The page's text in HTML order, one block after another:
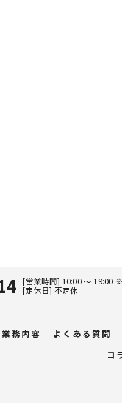
[営業時間] 10:00 〜 19:00
[定休日] 不定休
業務内容 よくある質問
コ